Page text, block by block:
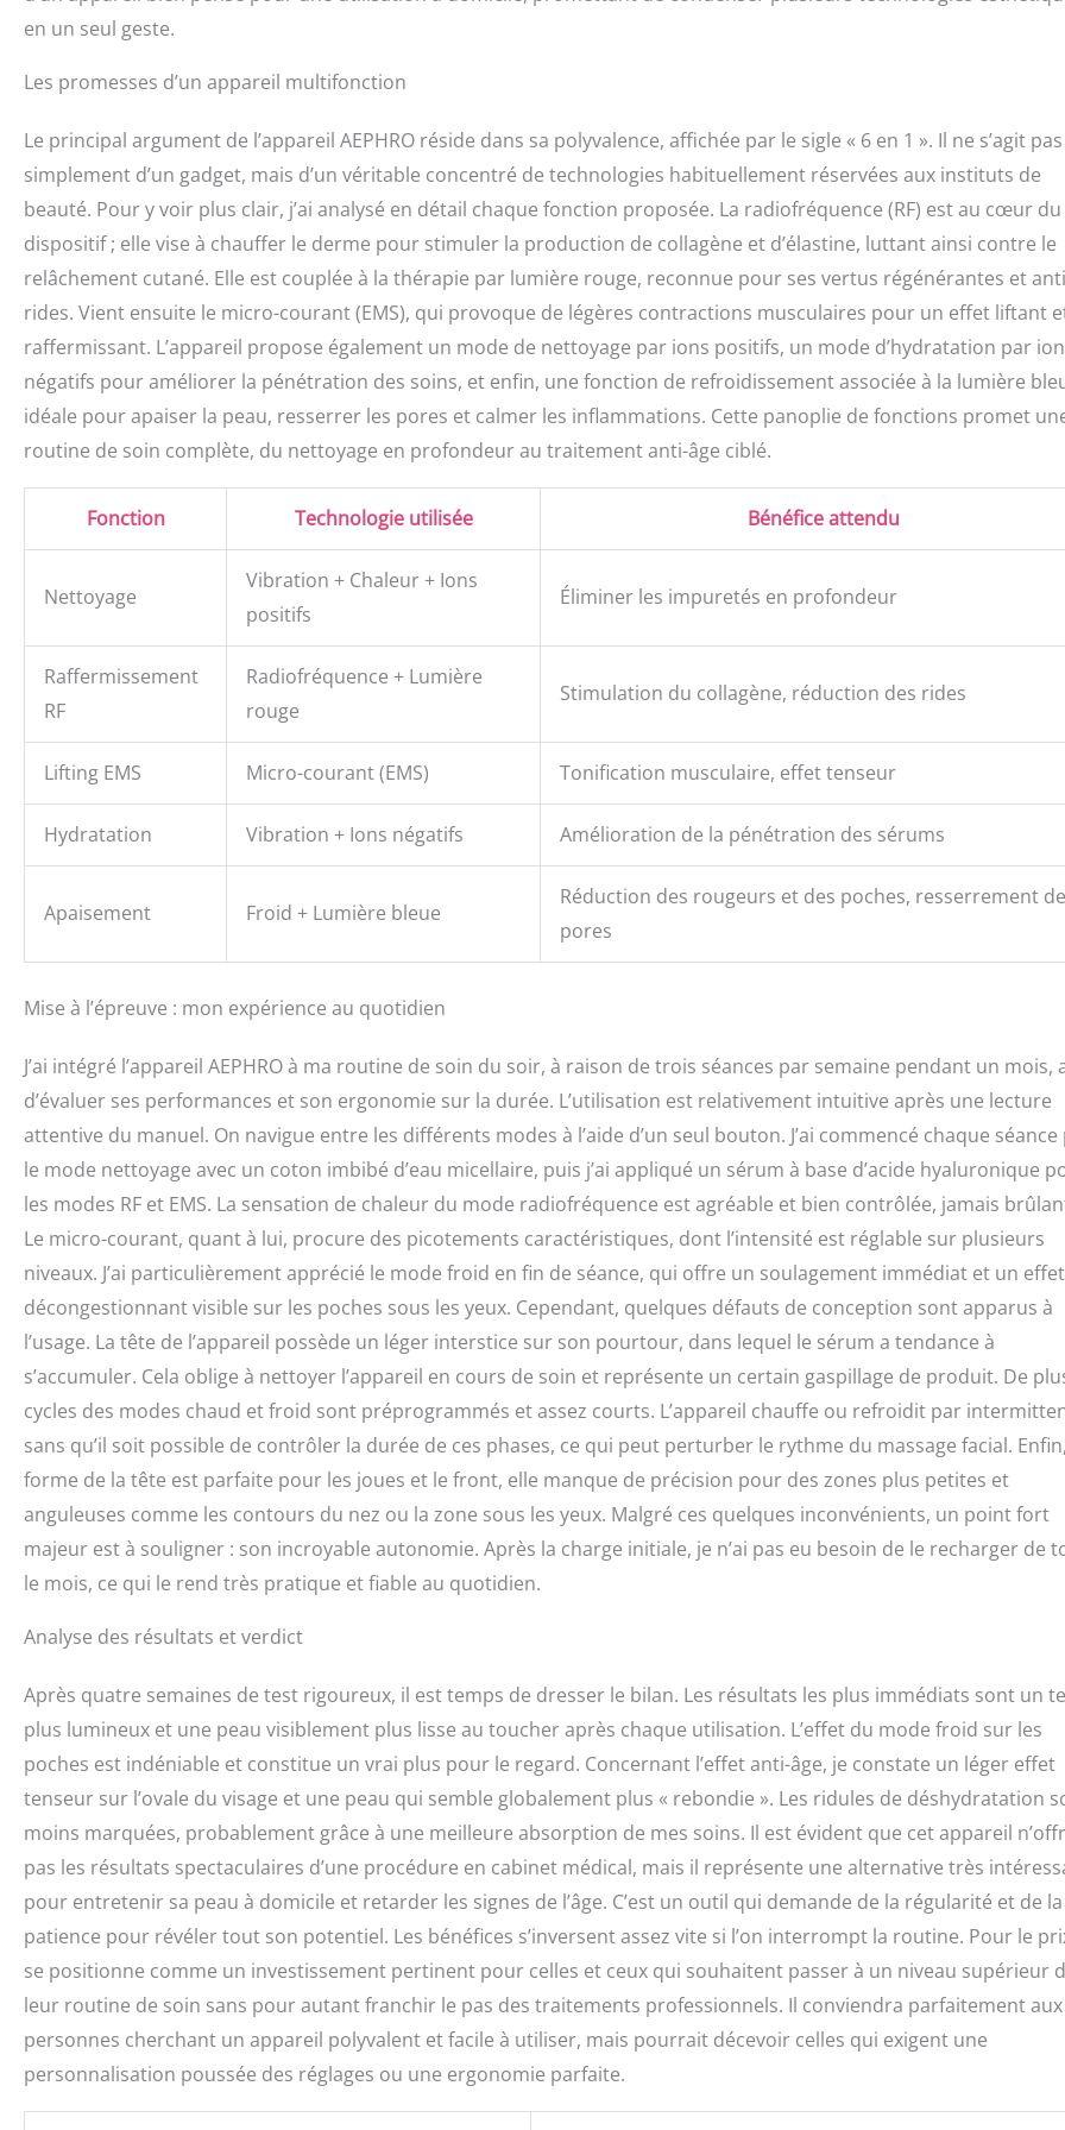
stérilisant avec la lumière bleue. Sûr et facile à utiliser : l'outil multifonction de
externe et de cotons. Cet appareil de soins de la peau est portable à transporter
lire attentivement le manuel de l'utilisateur (français non garanti). Produit innovant
2023 et garantie sans soucis : cet outil multifonction de soins de la peau apporte
une meilleure expérience de soins de la peau à domicile avec un effet salon. Vous
recevrez une solution complète de soins de la peau et anti-âge à la maison avec
moins de frais et de temps. Nous fournissons un service client à vie très réactif
24h/24, 7j/7 à tout moment et une garantie d'un an. N'hésitez pas à nous contacter
pour toute question. Toutes les questions sont généralement répondues dans les
12 heures avec des conseils utiles.
en un seul geste.
Les promesses d’un appareil multifonction
Le principal argument de l’appareil AEPHRO réside dans sa polyvalence, affichée par le sigle « 6 en 1 ». Il ne s’agit pas
simplement d’un gadget, mais d’un véritable concentré de technologies habituellement réservées aux instituts de
beauté. Pour y voir plus clair, j’ai analysé en détail chaque fonction proposée. La radiofréquence (RF) est au cœur du
dispositif ; elle vise à chauffer le derme pour stimuler la production de collagène et d’élastine, luttant ainsi contre le
relâchement cutané. Elle est couplée à la thérapie par lumière rouge, reconnue pour ses vertus régénérantes et
rides. Vient ensuite le micro-courant (EMS), qui provoque de légères contractions musculaires pour un effet liftant
raffermissant. L’appareil propose également un mode de nettoyage par ions positifs, un mode d’hydratation par
négatifs pour améliorer la pénétration des soins, et enfin, une fonction de refroidissement associée à la lumière
idéale pour apaiser la peau, resserrer les pores et calmer les inflammations. Cette panoplie de fonctions promet
routine de soin complète, du nettoyage en profondeur au traitement anti-âge ciblé.
Fonction Technologie utilisée Bénéfice attendu
Nettoyage
Vibration + Chaleur + Ions
positifs
Éliminer les impuretés en profondeur
Raffermissement
RF
Radiofréquence + Lumière
rouge
Stimulation du collagène, réduction des rides
Lifting EMS Micro-courant (EMS) Tonification musculaire, effet tenseur
Hydratation Vibration + Ions négatifs Amélioration de la pénétration des sérums
Apaisement Froid + Lumière bleue
Réduction des rougeurs et des poches, resserrement
pores
Mise à l’épreuve : mon expérience au quotidien
J’ai intégré l’appareil AEPHRO à ma routine de soin du soir, à raison de trois séances par semaine pendant un mois,
d’évaluer ses performances et son ergonomie sur la durée. L’utilisation est relativement intuitive après une lecture
attentive du manuel. On navigue entre les différents modes à l’aide d’un seul bouton. J’ai commencé chaque séance
le mode nettoyage avec un coton imbibé d’eau micellaire, puis j’ai appliqué un sérum à base d’acide hyaluronique
les modes RF et EMS. La sensation de chaleur du mode radiofréquence est agréable et bien contrôlée, jamais
Le micro-courant, quant à lui, procure des picotements caractéristiques, dont l’intensité est réglable sur plusieurs
niveaux. J’ai particulièrement apprécié le mode froid en fin de séance, qui offre un soulagement immédiat et un effet
décongestionnant visible sur les poches sous les yeux. Cependant, quelques défauts de conception sont apparus à
l’usage. La tête de l’appareil possède un léger interstice sur son pourtour, dans lequel le sérum a tendance à
s’accumuler. Cela oblige à nettoyer l’appareil en cours de soin et représente un certain gaspillage de produit. De
cycles des modes chaud et froid sont préprogrammés et assez courts. L’appareil chauffe ou refroidit par
sans qu’il soit possible de contrôler la durée de ces phases, ce qui peut perturber le rythme du massage facial.
forme de la tête est parfaite pour les joues et le front, elle manque de précision pour des zones plus petites et
anguleuses comme les contours du nez ou la zone sous les yeux. Malgré ces quelques inconvénients, un point fort
majeur est à souligner : son incroyable autonomie. Après la charge initiale, je n’ai pas eu besoin de le recharger de
le mois, ce qui le rend très pratique et fiable au quotidien.
Analyse des résultats et verdict
Après quatre semaines de test rigoureux, il est temps de dresser le bilan. Les résultats les plus immédiats sont un
plus lumineux et une peau visiblement plus lisse au toucher après chaque utilisation. L’effet du mode froid sur les
poches est indéniable et constitue un vrai plus pour le regard. Concernant l’effet anti-âge, je constate un léger effet
tenseur sur l’ovale du visage et une peau qui semble globalement plus « rebondie ». Les ridules de déshydratation
moins marquées, probablement grâce à une meilleure absorption de mes soins. Il est évident que cet appareil
pas les résultats spectaculaires d’une procédure en cabinet médical, mais il représente une alternative très
pour entretenir sa peau à domicile et retarder les signes de l’âge. C’est un outil qui demande de la régularité et de la
patience pour révéler tout son potentiel. Les bénéfices s’inversent assez vite si l’on interrompt la routine. Pour le
se positionne comme un investissement pertinent pour celles et ceux qui souhaitent passer à un niveau supérieur
leur routine de soin sans pour autant franchir le pas des traitements professionnels. Il conviendra parfaitement aux
personnes cherchant un appareil polyvalent et facile à utiliser, mais pourrait décevoir celles qui exigent une
personnalisation poussée des réglages ou une ergonomie parfaite.